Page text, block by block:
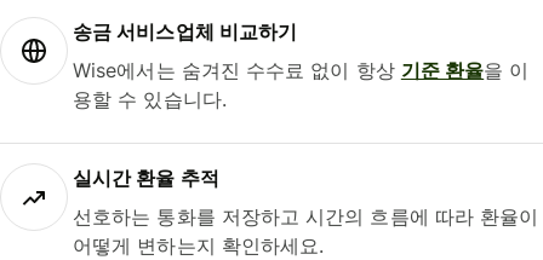
송금 서비스업체 비교하기
Wise에서는 숨겨진 수수료 없이 항상 기준 환율을 이
용할 수 있습니다.
실시간 환율 추적
선호하는 통화를 저장하고 시간의 흐름에 따라 환율이
어떻게 변하는지 확인하세요.